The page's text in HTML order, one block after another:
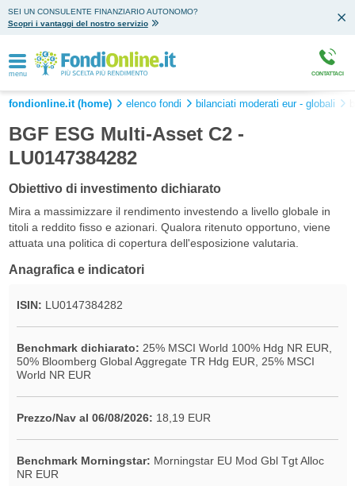
SEI UN CONSULENTE FINANZIARIO AUTONOMO?
Scopri i vantaggi del nostro servizio
menu CONTATTACI
fondionline.it (home) elenco fondi bilanciati moderati eur - globali
BGF ESG Multi-Asset C2 -
LU0147384282
Obiettivo di investimento dichiarato
Mira a massimizzare il rendimento investendo a livello globale in
titoli a reddito fisso e azionari. Qualora ritenuto opportuno, viene
attuata una politica di copertura dell'esposizione valutaria.
Anagrafica e indicatori
ISIN: LU0147384282
Benchmark dichiarato: 25% MSCI World 100% Hdg NR EUR,
50% Bloomberg Global Aggregate TR Hdg EUR, 25% MSCI
World NR EUR
Prezzo/Nav al 06/08/2026: 18,19 EUR
Benchmark Morningstar: Morningstar EU Mod Gbl Tgt Alloc
NR EUR